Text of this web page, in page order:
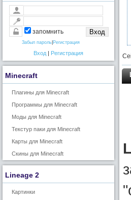
запомнить
Забыл пароль Регистрация
Вход | Регистрация
Minecraft
Плагины для Minecraft
Программы для Minecraft
Моды для Minecraft
Текстур паки для Minecraft
Карты для Minecraft
Скины для Minecraft
Lineage 2
Картинки